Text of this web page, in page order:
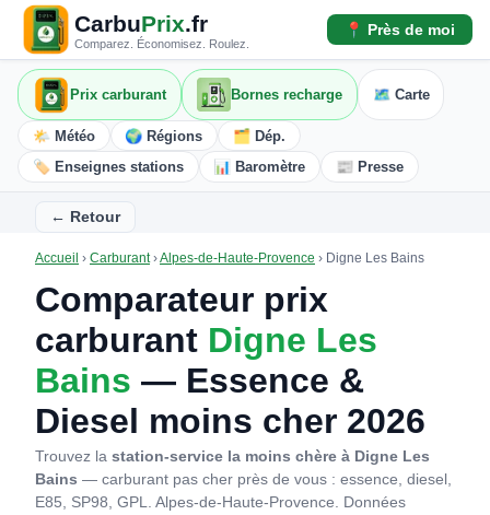
CarbuPrix.fr
Comparez. Économisez. Roulez.
📍 Près de moi
Prix carburant Bornes recharge 🗺️ Carte
🌤️ Météo 🌍 Régions
🗂️ Dép.
🏷️ Enseignes stations
📊 Baromètre 📰 Presse
← Retour
Accueil › Carburant›Alpes-de-Haute-Provence › Digne Les Bains
Comparateur prix
carburant Digne Les
Bains — Essence &
Diesel moins cher 2026
Trouvez la station-service la moins chère à Digne Les
Bains — carburant pas cher près de vous : essence, diesel,
E85, SP98, GPL. Alpes-de-Haute-Provence. Données